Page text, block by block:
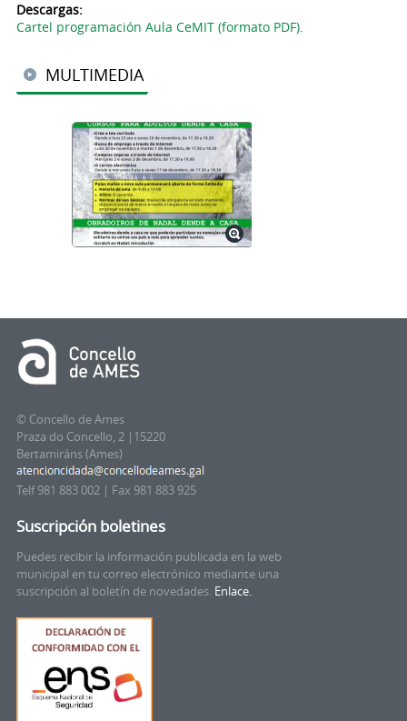
Descargas:
Cartel programación Aula CeMIT (formato PDF).
MULTIMEDIA
© Concello de Ames
Praza do Concello, 2 |15220
Bertamiráns (Ames)
Telf 981 883 002 | Fax 981 883 925
Suscripción boletines
Puedes recibir la información publicada en la web
municipal en tu correo electrónico mediante una
suscripción al boletín de novedades. Enlace.